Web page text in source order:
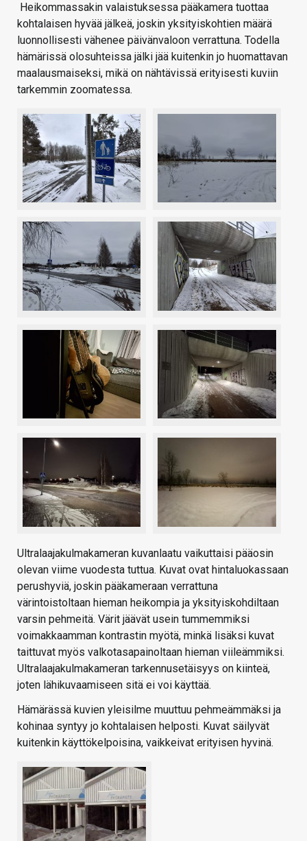
Heikommassakin valaistuksessa pääkamera tuottaa
kohtalaisen hyvää jälkeä, joskin yksityiskohtien määrä
luonnollisesti vähenee päivänvaloon verrattuna. Todella
hämärissä olosuhteissa jälki jää kuitenkin jo huomattavan
maalausmaiseksi, mikä on nähtävissä erityisesti kuviin
tarkemmin zoomatessa.
Ultralaajakulmakameran kuvanlaatu vaikuttaisi pääosin
olevan viime vuodesta tuttua. Kuvat ovat hintaluokassaan
perushyviä, joskin pääkameraan verrattuna
värintoistoltaan hieman heikompia ja yksityiskohdiltaan
varsin pehmeitä. Värit jäävät usein tummemmiksi
voimakkaamman kontrastin myötä, minkä lisäksi kuvat
taittuvat myös valkotasapainoltaan hieman viileämmiksi.
Ultralaajakulmakameran tarkennusetäisyys on kiinteä,
joten lähikuvaamiseen sitä ei voi käyttää.
Hämärässä kuvien yleisilme muuttuu pehmeämmäksi ja
kohinaa syntyy jo kohtalaisen helposti. Kuvat säilyvät
kuitenkin käyttökelpoisina, vaikkeivat erityisen hyvinä.